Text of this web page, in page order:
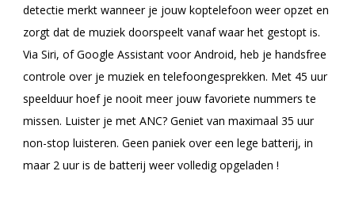
detectie merkt wanneer je jouw koptelefoon weer opzet en
zorgt dat de muziek doorspeelt vanaf waar het gestopt is.
Via Siri, of Google Assistant voor Android, heb je handsfree
controle over je muziek en telefoongesprekken. Met 45 uur
speelduur hoef je nooit meer jouw favoriete nummers te
missen. Luister je met ANC? Geniet van maximaal 35 uur
non-stop luisteren. Geen paniek over een lege batterij, in
maar 2 uur is de batterij weer volledig opgeladen !